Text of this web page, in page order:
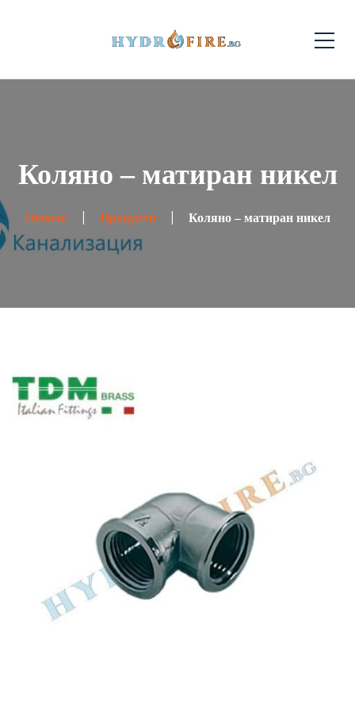
Коляно – матиран никел
Начало Продукти Коляно – матиран никел